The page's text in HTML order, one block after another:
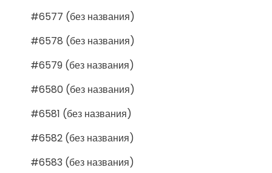
#6577 (без названия)
#6578 (без названия)
#6579 (без названия)
#6580 (без названия)
#6581 (без названия)
#6582 (без названия)
#6583 (без названия)